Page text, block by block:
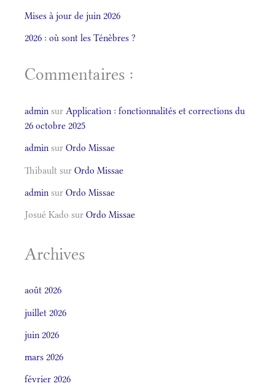
Mises à jour de juin 2026
2026 : où sont les Ténèbres ?
Commentaires :
admin sur Application : fonctionnalités et corrections du
26 octobre 2025
admin sur Ordo Missae
Thibault sur Ordo Missae
admin sur Ordo Missae
Josué Kado sur Ordo Missae
Archives
août 2026
juillet 2026
juin 2026
mars 2026
février 2026